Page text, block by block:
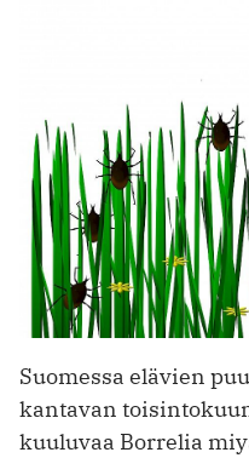
Suomessa elävien
kantavan
kuuluvaa Borrelia